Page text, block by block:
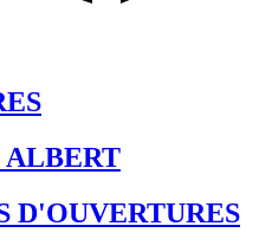
D'OUVERTURES